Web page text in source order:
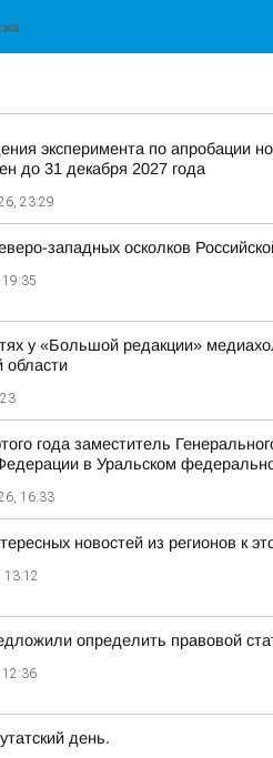
эксперимента по апробации
до 31 декабря 2027 года
23:29
западных осколков
у «Большой редакции»
области
года заместитель
в Уральском
16:33
новостей из регионов к
13:12
определить правовой
12:36
день.